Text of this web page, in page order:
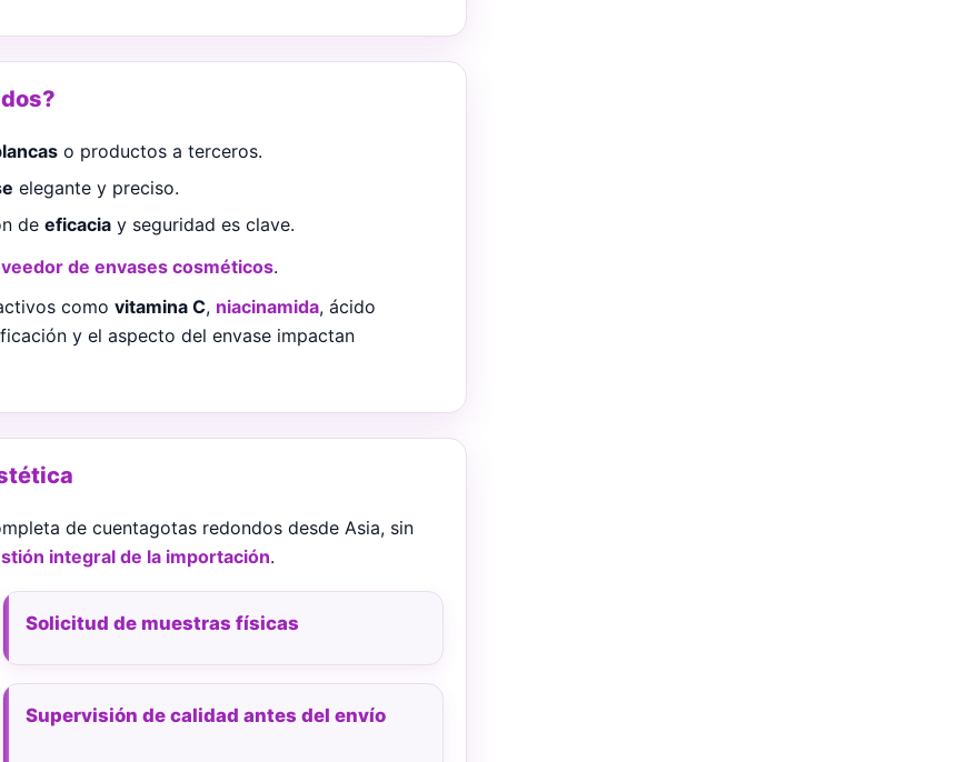
o productos a terceros.
elegante y preciso.
de eficacia y seguridad es clave.
de envases cosméticos.
como vitamina C, niacinamida, ácido
y el aspecto del envase impactan
de cuentagotas redondos desde Asia, sin
integral de la importación.
Solicitud de muestras físicas
Supervisión de calidad antes del envío